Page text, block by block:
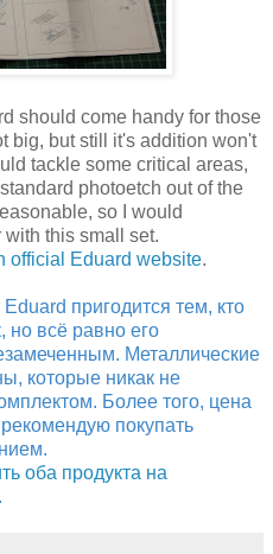
should come handy for those
big, but still it's addition won't
tackle some critical areas,
photoetch out of the
so I would
with this small set.
official Eduard website.
пригодится тем, кто
но всё равно его
Металлические
которые никак не
Более того, цена
покупать
оба продукта на
.